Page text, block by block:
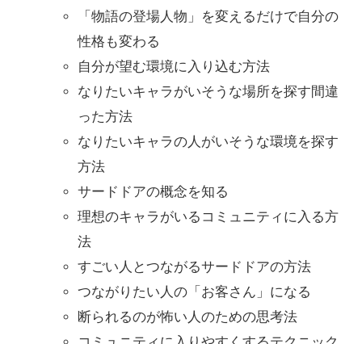
「物語の登場人物」を変えるだけで自分の
性格も変わる
自分が望む環境に入り込む方法
なりたいキャラがいそうな場所を探す間違
った方法
なりたいキャラの人がいそうな環境を探す
方法
サードドアの概念を知る
理想のキャラがいるコミュニティに入る方
法
すごい人とつながるサードドアの方法
つながりたい人の「お客さん」になる
断られるのが怖い人のための思考法